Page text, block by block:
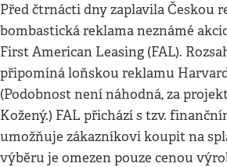
Před čtrnácti dny zaplavila Českou
bombastická reklama neznámé
First American Leasing (FAL).
připomíná loňskou reklamu
(Podobnost není náhodná, za
Kožený.) FAL přichází s tzv.
umožňuje zákazníkovi koupit na
výběru je omezen pouze cenou